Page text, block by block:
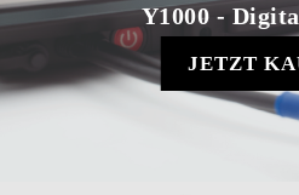
Y1000 -
JETZT